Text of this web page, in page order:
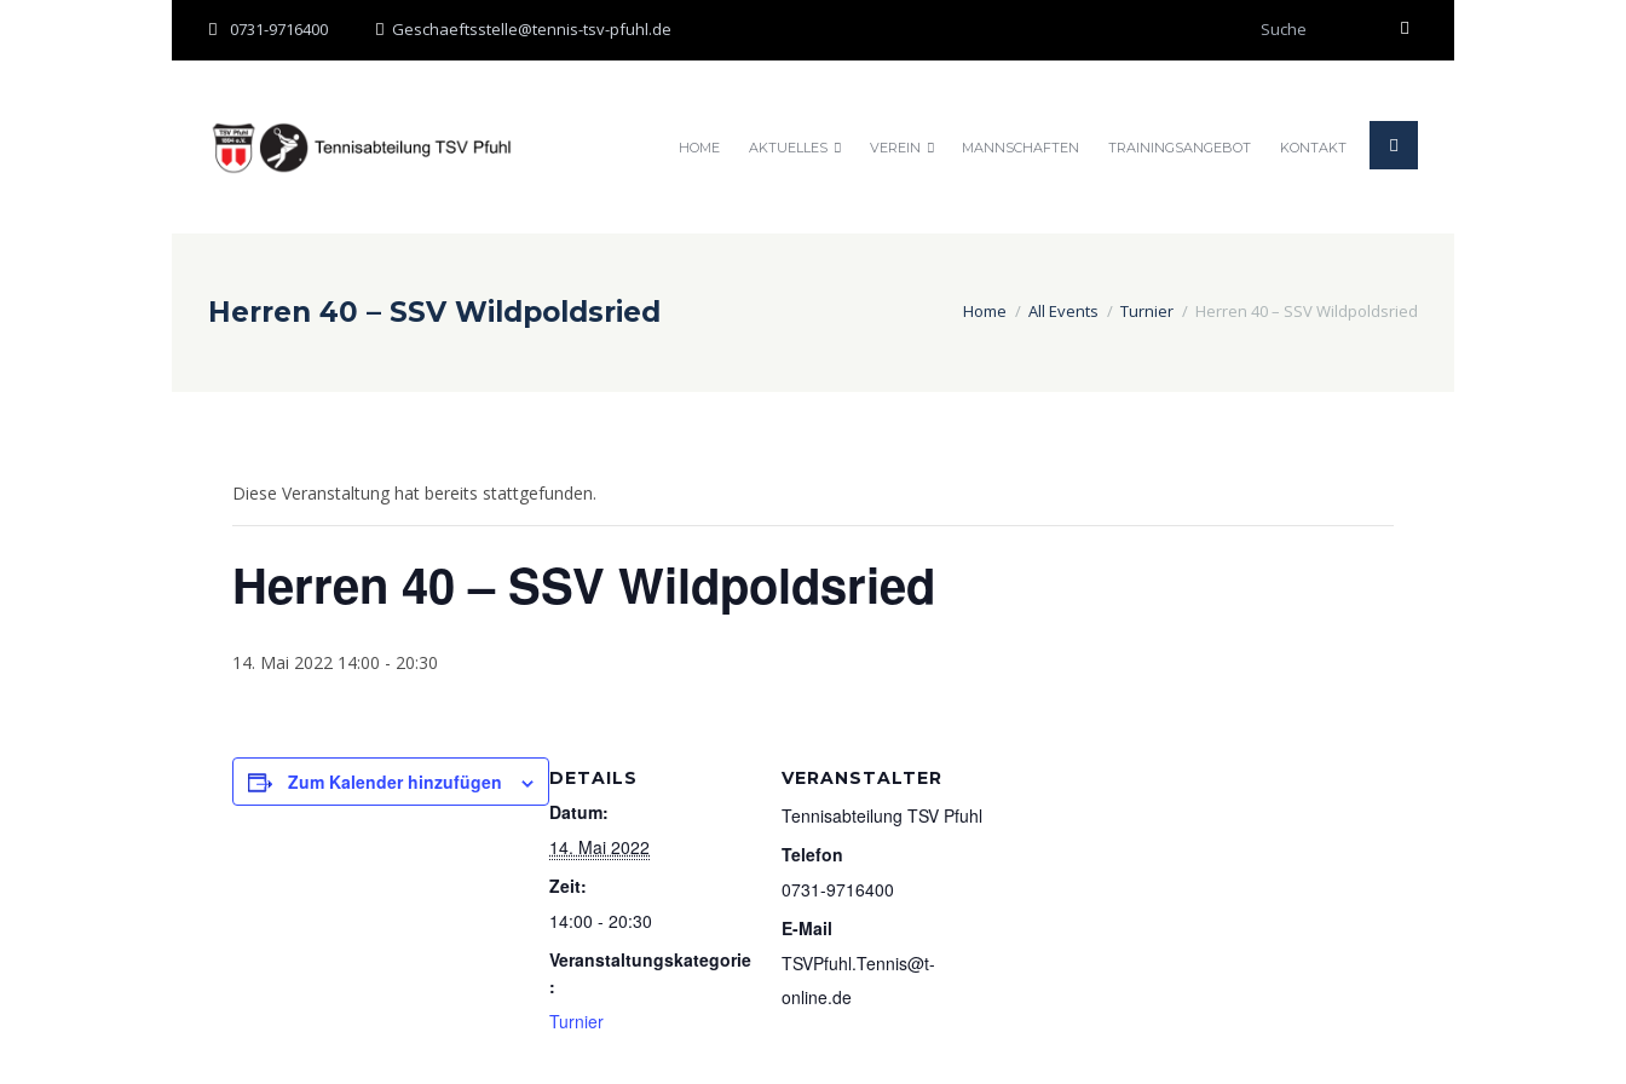
0731-9716400 Geschaeftsstelle@tennis-tsv-pfuhl.de
HOME AKTUELLES VEREIN MANNSCHAFTEN TRAININGSANGEBOT KONTAKT
Herren 40 – SSV Wildpoldsried Home All Events Turnier Herren 40 – SSV Wildpoldsried
Diese Veranstaltung hat bereits stattgefunden.
Herren 40 – SSV Wildpoldsried
14. Mai 2022 14:00 - 20:30
Zum Kalender hinzufügen DETAILS
Datum:
14. Mai 2022
Zeit:
14:00 - 20:30
Veranstaltungskategorie
:
Turnier
VERANSTALTER
Tennisabteilung TSV Pfuhl
Telefon
0731-9716400
E-Mail
TSVPfuhl.Tennis@t-
online.de